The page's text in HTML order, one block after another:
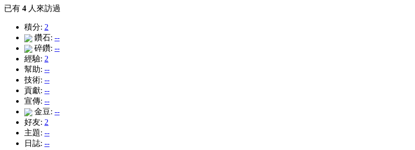
已有 4 人來訪過
積分: 2
鑽石: --
碎鑽: --
經驗: 2
幫助: --
技術: --
貢獻: --
宣傳: --
金豆: --
好友: 2
主題: --
日誌: --